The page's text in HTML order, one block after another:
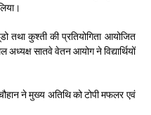
कुश्ती की प्रतियोगिता आयोजित
सातवे वेतन आयोग ने विद्यार्थियों
ने मुख्य अतिथि को टोपी मफलर एवं